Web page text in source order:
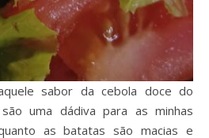
sabor da cebola doce do
uma dádiva para as minhas
as batatas são macias e